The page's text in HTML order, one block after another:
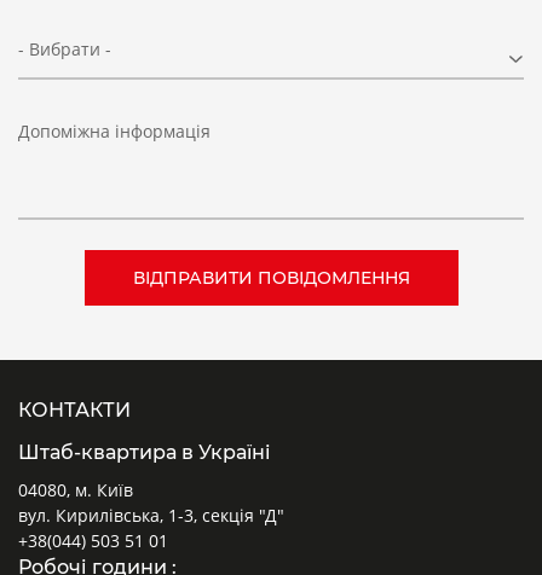
- Вибрати -
Допоміжна інформація
КОНТАКТИ
Штаб-квартира в Україні
04080, м. Київ
вул. Кирилівська, 1-3, секція "Д"
+38(044) 503 51 01
Робочі години :